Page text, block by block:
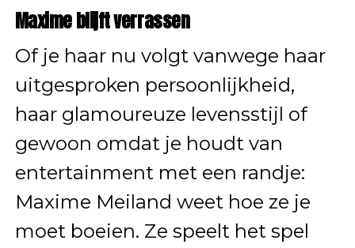
Maxime blijft verrassen
Of je haar nu volgt vanwege haar
uitgesproken persoonlijkheid,
haar glamoureuze levensstijl of
gewoon omdat je houdt van
entertainment met een randje:
Maxime Meiland weet hoe ze je
moet boeien. Ze speelt het spel